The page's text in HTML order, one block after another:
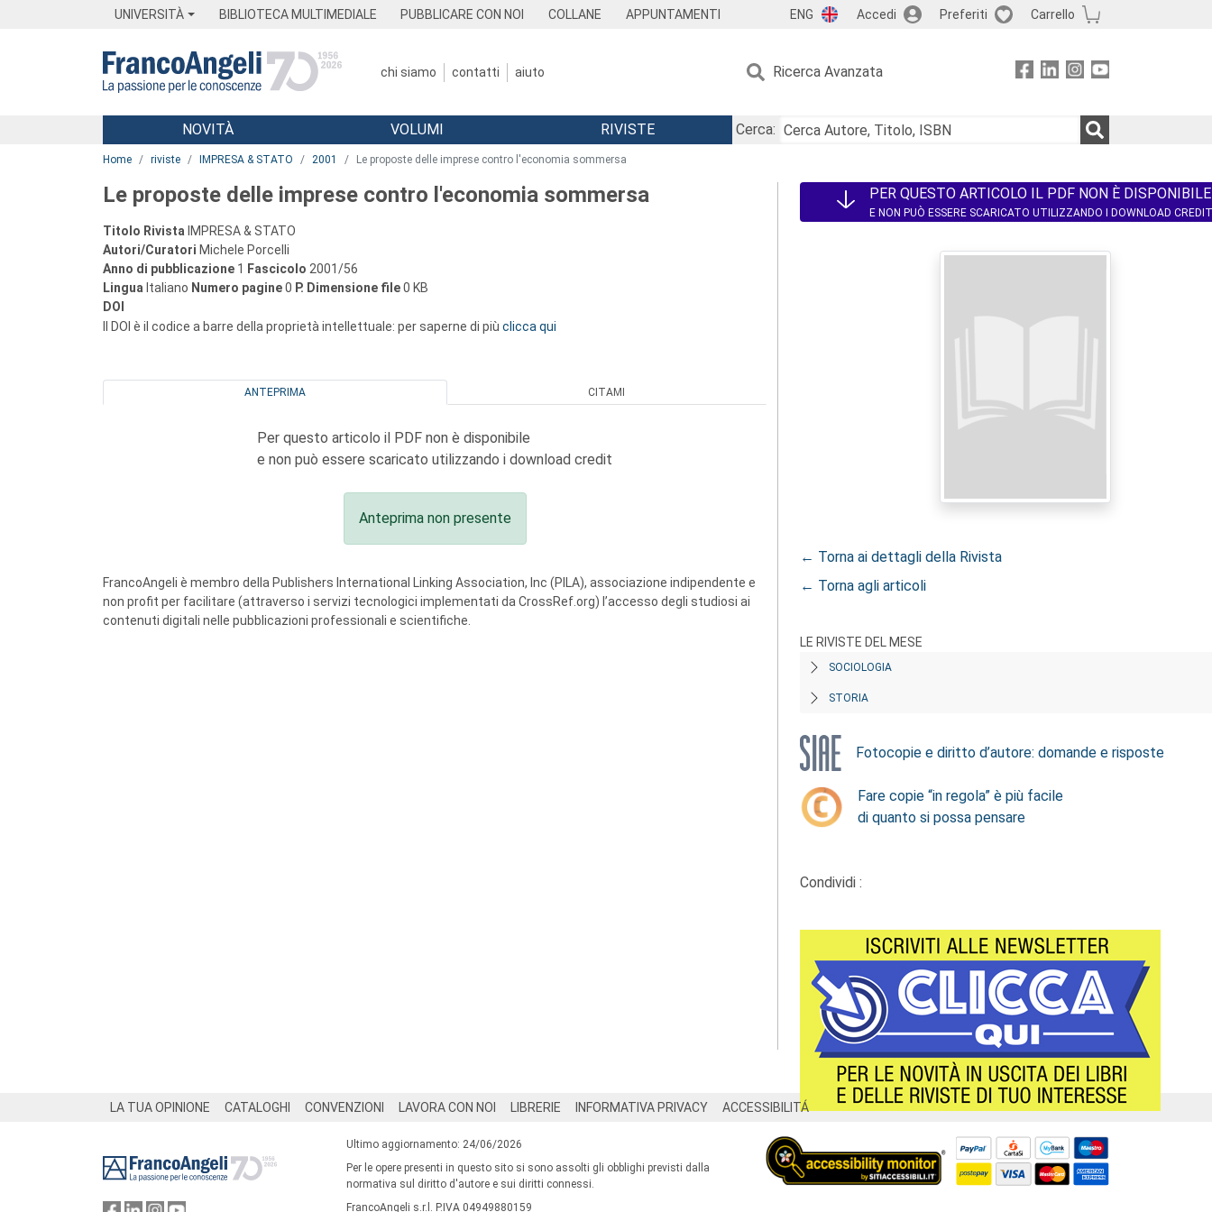
UNIVERSITÀ BIBLIOTECA MULTIMEDIALE PUBBLICARE CON NOI COLLANE APPUNTAMENTI ENG Accedi Preferiti Carrello
chi siamo contatti aiuto Ricerca Avanzata
Menu
NOVITÀ VOLUMI RIVISTE
Cerca:
Home riviste IMPRESA & STATO 2001 Le proposte delle imprese contro l'economia sommersa
Le proposte delle imprese contro l'economia sommersa
Titolo Rivista IMPRESA & STATO
Autori/Curatori Michele Porcelli
Anno di pubblicazione 1 Fascicolo 2001/56
Lingua Italiano Numero pagine0 P. Dimensione file0 KB
DOI
Il DOI è il codice a barre della proprietà intellettuale: per saperne di più clicca qui
ANTEPRIMA CITAMI
Per questo articolo il PDF non è disponibile
e non può essere scaricato utilizzando i download credit
Anteprima non presente
FrancoAngeli è membro della Publishers International Linking Association, Inc (PILA), associazione indipendente e
non profit per facilitare (attraverso i servizi tecnologici implementati da CrossRef.org) l’accesso degli studiosi ai
contenuti digitali nelle pubblicazioni professionali e scientifiche.
PER QUESTO ARTICOLO IL PDF NON È DISPONIBILE
E NON PUÒ ESSERE SCARICATO UTILIZZANDO I DOWNLOAD CREDIT
← Torna ai dettagli della Rivista
← Torna agli articoli
LE RIVISTE DEL MESE
SOCIOLOGIA
STORIA
Fotocopie e diritto d’autore: domande e risposte
Fare copie “in regola” è più facile
di quanto si possa pensare
Condividi :
LA TUA OPINIONE CATALOGHI CONVENZIONI LAVORA CON NOI LIBRERIE INFORMATIVA PRIVACY ACCESSIBILITÁ
Ultimo aggiornamento: 24/06/2026
Per le opere presenti in questo sito si sono assolti gli obblighi previsti dalla
normativa sul diritto d'autore e sui diritti connessi.
FrancoAngeli s.r.l. P.IVA 04949880159